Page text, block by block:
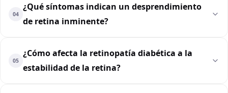
04
¿Qué síntomas indican un desprendimiento
de retina inminente?
05
¿Cómo afecta la retinopatía diabética a la
estabilidad de la retina?